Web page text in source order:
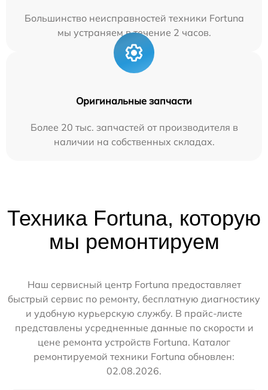
Большинство неисправностей техники Fortuna
мы устраняем в течение 2 часов.
Оригинальные запчасти
Более 20 тыс. запчастей от производителя в
наличии на собственных складах.
Техника Fortuna, которую
мы ремонтируем
Наш сервисный центр Fortuna предоставляет
быстрый сервис по ремонту, бесплатную диагностику
и удобную курьерскую службу. В прайс-листе
представлены усредненные данные по скорости и
цене ремонта устройств Fortuna. Каталог
ремонтируемой техники Fortuna обновлен:
02.08.2026.